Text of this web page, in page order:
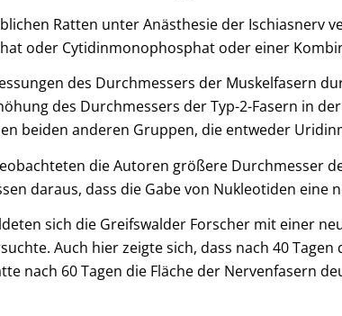
Ratten unter Anästhesie der Ischiasnerv
oder Cytidinmonophosphat oder einer
des Durchmessers der Muskelfasern
des Durchmessers der Typ-2-Fasern in
beiden anderen Gruppen, die entweder
die Autoren größere Durchmesser
daraus, dass die Gabe von Nukleotiden
sich die Greifswalder Forscher mit einer
Auch hier zeigte sich, dass nach 40
nach 60 Tagen die Fläche der Nervenfasern